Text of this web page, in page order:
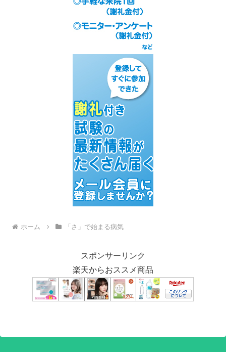
ホーム 「さ」で始まる病気
スポンサーリンク
楽天からおススメ商品